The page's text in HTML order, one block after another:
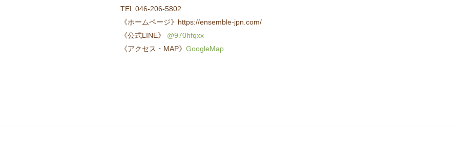
TEL 046-206-5802
《ホームページ》https://ensemble-jpn.com/
《公式LINE》 @970hfqxx
《アクセス・MAP》GoogleMap